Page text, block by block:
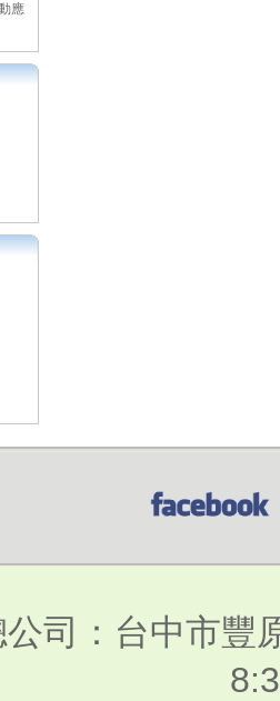
應
公司：台中市豐